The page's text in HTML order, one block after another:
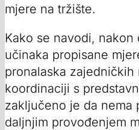
mjere na tržište.
Kako se navodi, nakon
učinaka propisane
pronalaska zajedničkih
koordinaciji s
zaključeno je da nema
daljnjim provođenjem